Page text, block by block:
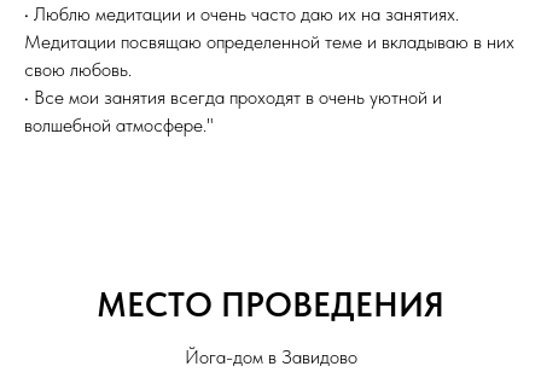
• Люблю медитации и очень часто даю их на занятиях.
Медитации посвящаю определенной теме и вкладываю в них
свою любовь.
• Все мои занятия всегда проходят в очень уютной и
волшебной атмосфере."
МЕСТО ПРОВЕДЕНИЯ
Йога-дом в Завидово